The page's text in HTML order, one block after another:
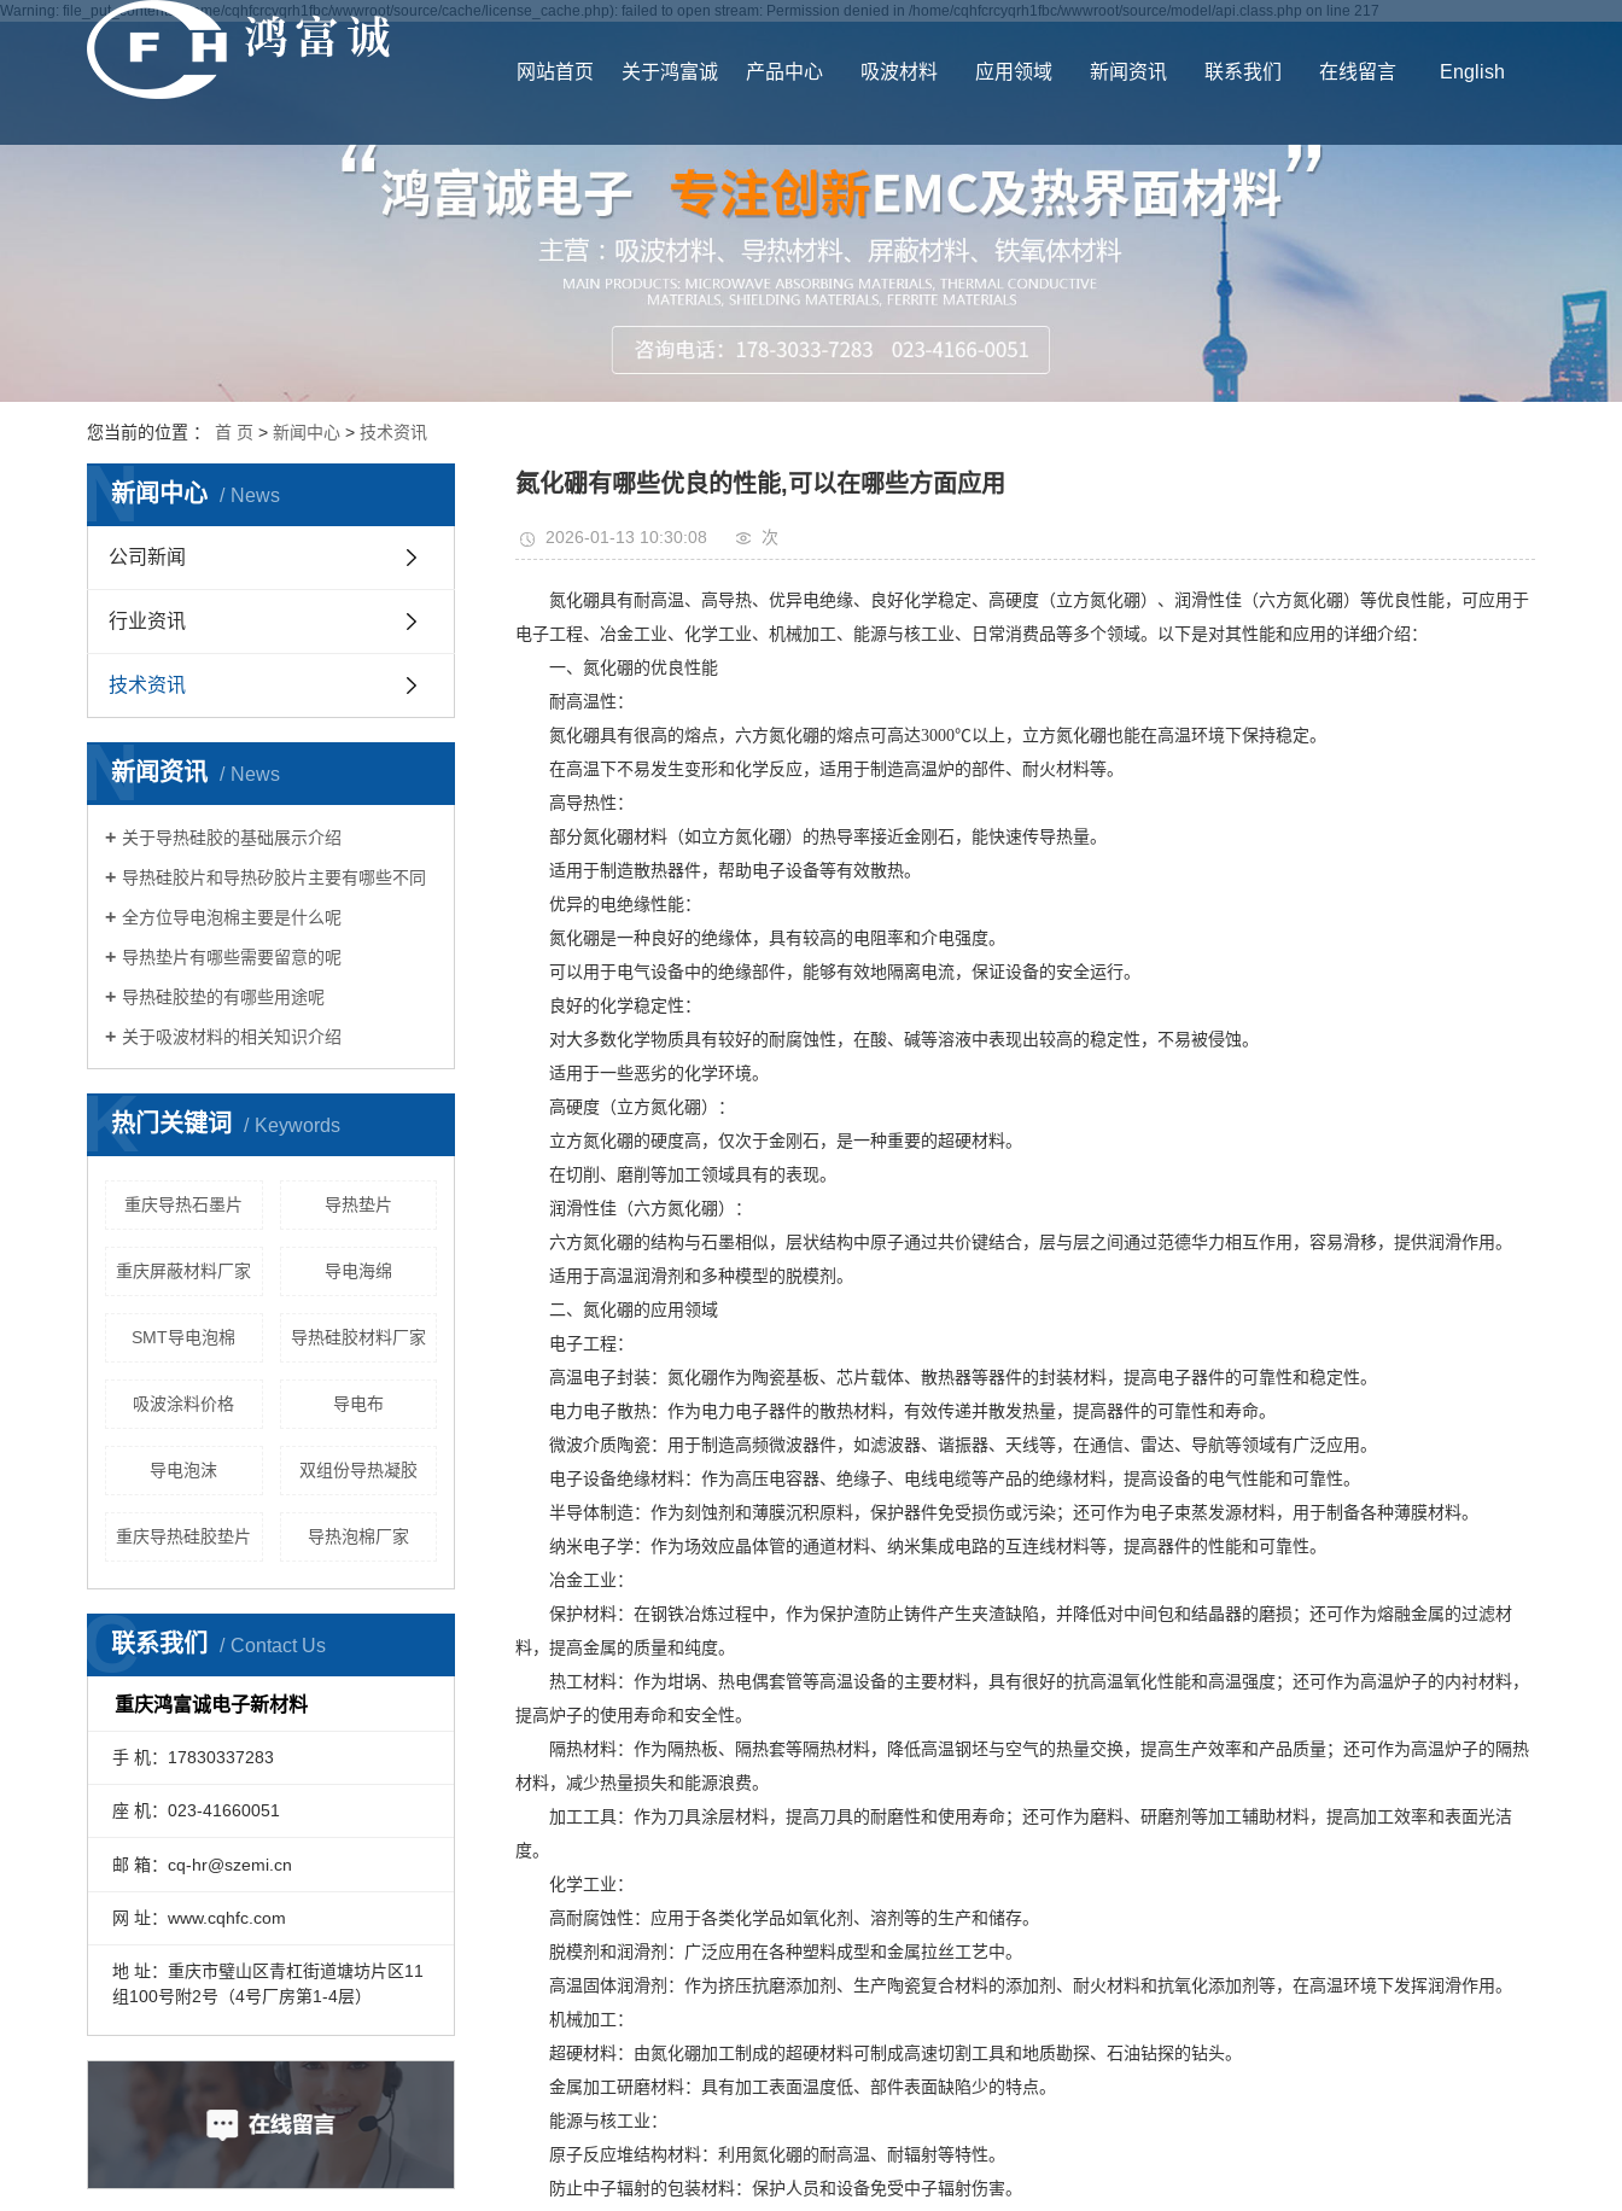
Warning: file_put_contents(/home/cqhfcrcyqrh1fbc/wwwroot/source/cache/license_cache.php): failed to open stream: Permission denied in /home/cqhfcrcyqrh1fbc/wwwroot/source/model/api.class.php on line 217
网站首页 关于鸿富诚 产品中心 吸波材料 应用领域 新闻资讯 联系我们 在线留言 English
您当前的位置 ： 首 页 > 新闻中心 > 技术资讯
新闻中心 News
N
公司新闻
行业资讯
技术资讯
新闻资讯 News
N
关于导热硅胶的基础展示介绍
导热硅胶片和导热矽胶片主要有哪些不同
全方位导电泡棉主要是什么呢
导热垫片有哪些需要留意的呢
导热硅胶垫的有哪些用途呢
关于吸波材料的相关知识介绍
热门关键词 Keywords
K
重庆导热石墨片 导热垫片
重庆屏蔽材料厂家 导电海绵
SMT导电泡棉 导热硅胶材料厂家
吸波涂料价格 导电布
导电泡沫 双组份导热凝胶
重庆​导热硅胶垫片 导热泡棉厂家
联系我们 Contact Us
C
重庆鸿富诚电子新材料
手 机：17830337283
座 机：023-41660051
邮 箱：cq-hr@szemi.cn
网 址：www.cqhfc.com
地 址：重庆市璧山区青杠街道塘坊片区11
组100号附2号（4号厂房第1-4层）
氮化硼有哪些优良的性能,可以在哪些方面应用
2026-01-13 10:30:08 次
氮化硼具有耐高温、高导热、优异电绝缘、良好化学稳定、高硬度（立方氮化硼）、润滑性佳（六方氮化硼）等优良性能，可应用于
电子工程、冶金工业、化学工业、机械加工、能源与核工业、日常消费品等多个领域。以下是对其性能和应用的详细介绍：
一、氮化硼的优良性能
耐高温性：
氮化硼具有很高的熔点，六方氮化硼的熔点可高达3000℃以上，立方氮化硼也能在高温环境下保持稳定。
在高温下不易发生变形和化学反应，适用于制造高温炉的部件、耐火材料等。
高导热性：
部分氮化硼材料（如立方氮化硼）的热导率接近金刚石，能快速传导热量。
适用于制造散热器件，帮助电子设备等有效散热。
优异的电绝缘性能：
氮化硼是一种良好的绝缘体，具有较高的电阻率和介电强度。
可以用于电气设备中的绝缘部件，能够有效地隔离电流，保证设备的安全运行。
良好的化学稳定性：
对大多数化学物质具有较好的耐腐蚀性，在酸、碱等溶液中表现出较高的稳定性，不易被侵蚀。
适用于一些恶劣的化学环境。
高硬度（立方氮化硼）：
立方氮化硼的硬度高，仅次于金刚石，是一种重要的超硬材料。
在切削、磨削等加工领域具有的表现。
润滑性佳（六方氮化硼）：
六方氮化硼的结构与石墨相似，层状结构中原子通过共价键结合，层与层之间通过范德华力相互作用，容易滑移，提供润滑作用。
适用于高温润滑剂和多种模型的脱模剂。
二、氮化硼的应用领域
电子工程：
高温电子封装：氮化硼作为陶瓷基板、芯片载体、散热器等器件的封装材料，提高电子器件的可靠性和稳定性。
电力电子散热：作为电力电子器件的散热材料，有效传递并散发热量，提高器件的可靠性和寿命。
微波介质陶瓷：用于制造高频微波器件，如滤波器、谐振器、天线等，在通信、雷达、导航等领域有广泛应用。
电子设备绝缘材料：作为高压电容器、绝缘子、电线电缆等产品的绝缘材料，提高设备的电气性能和可靠性。
半导体制造：作为刻蚀剂和薄膜沉积原料，保护器件免受损伤或污染；还可作为电子束蒸发源材料，用于制备各种薄膜材料。
纳米电子学：作为场效应晶体管的通道材料、纳米集成电路的互连线材料等，提高器件的性能和可靠性。
冶金工业：
保护材料：在钢铁冶炼过程中，作为保护渣防止铸件产生夹渣缺陷，并降低对中间包和结晶器的磨损；还可作为熔融金属的过滤材
料，提高金属的质量和纯度。
热工材料：作为坩埚、热电偶套管等高温设备的主要材料，具有很好的抗高温氧化性能和高温强度；还可作为高温炉子的内衬材料，
提高炉子的使用寿命和安全性。
隔热材料：作为隔热板、隔热套等隔热材料，降低高温钢坯与空气的热量交换，提高生产效率和产品质量；还可作为高温炉子的隔热
材料，减少热量损失和能源浪费。
加工工具：作为刀具涂层材料，提高刀具的耐磨性和使用寿命；还可作为磨料、研磨剂等加工辅助材料，提高加工效率和表面光洁
度。
化学工业：
高耐腐蚀性：应用于各类化学品如氧化剂、溶剂等的生产和储存。
脱模剂和润滑剂：广泛应用在各种塑料成型和金属拉丝工艺中。
高温固体润滑剂：作为挤压抗磨添加剂、生产陶瓷复合材料的添加剂、耐火材料和抗氧化添加剂等，在高温环境下发挥润滑作用。
机械加工：
超硬材料：由氮化硼加工制成的超硬材料可制成高速切割工具和地质勘探、石油钻探的钻头。
金属加工研磨材料：具有加工表面温度低、部件表面缺陷少的特点。
能源与核工业：
原子反应堆结构材料：利用氮化硼的耐高温、耐辐射等特性。
防止中子辐射的包装材料：保护人员和设备免受中子辐射伤害。